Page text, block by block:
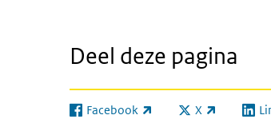
Deel deze pagina
Facebook
(externe link) X
(externe link)